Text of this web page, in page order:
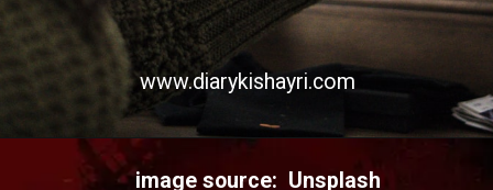
www.diarykishayri.com
image source: Unsplash